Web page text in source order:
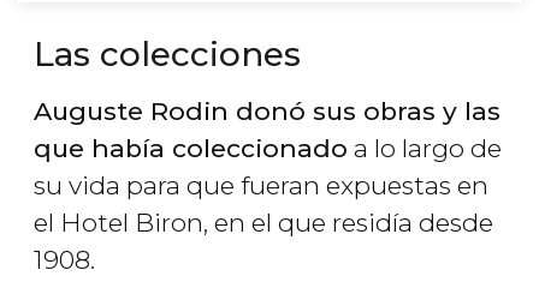
Las colecciones
Auguste Rodin donó sus obras y las
que había coleccionado a lo largo de
su vida para que fueran expuestas en
el Hotel Biron, en el que residía desde
1908.